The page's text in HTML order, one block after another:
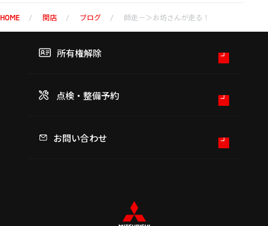
HOME 関店 ブログ 師走－＞お坊さんが走る！
所有権解除
点検・整備予約
お問い合わせ